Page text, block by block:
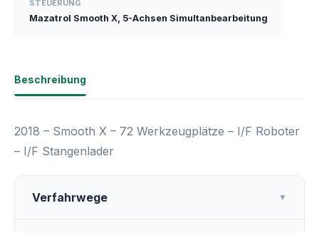
STEUERUNG
Mazatrol Smooth X, 5-Achsen Simultanbearbeitung
Beschreibung
2018 – Smooth X – 72 Werkzeugplätze – I/F Roboter
– I/F Stangenlader
Verfahrwege ▼